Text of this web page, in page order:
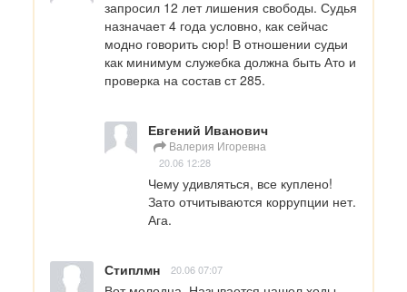
запросил 12 лет лишения свободы. Судья
назначает 4 года условно, как сейчас
модно говорить сюр! В отношении судьи
как минимум служебка должна быть Ато и
проверка на состав ст 285.
Евгений Иванович
Валерия Игоревна
20.06 12:28
Чему удивляться, все куплено!
Зато отчитываются коррупции нет.
Ага.
Стиплмн 20.06 07:07